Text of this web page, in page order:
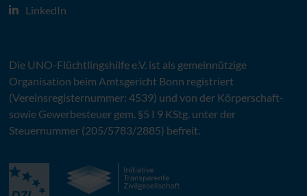
LinkedIn
Die UNO-Flüchtlingshilfe e.V. ist als gemeinnützige
Organisation beim Amtsgericht Bonn registriert
(Vereinsregisternummer: 4539) und von der Körperschaft-
sowie Gewerbesteuer gem. §5 I 9 KStg. unter der
Steuernummer (205/5783/2885) befreit.